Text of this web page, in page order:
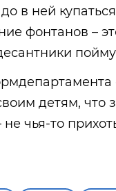
в ней
фонтанов –
детям, что
чья-то